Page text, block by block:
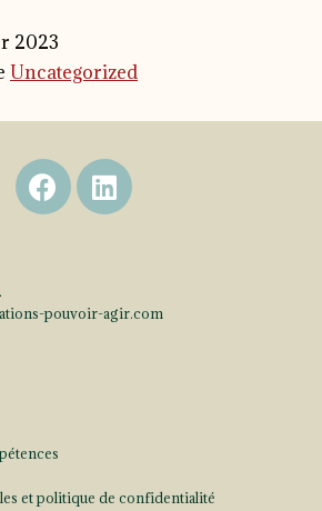
2023
Uncategorized
et politique de confidentialité
pouvoir-agir.com